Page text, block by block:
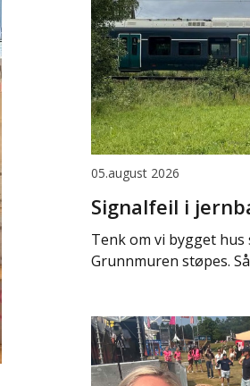
05.august 2026
Signalfeil i
Tenk om vi bygget
Grunnmuren støpes.